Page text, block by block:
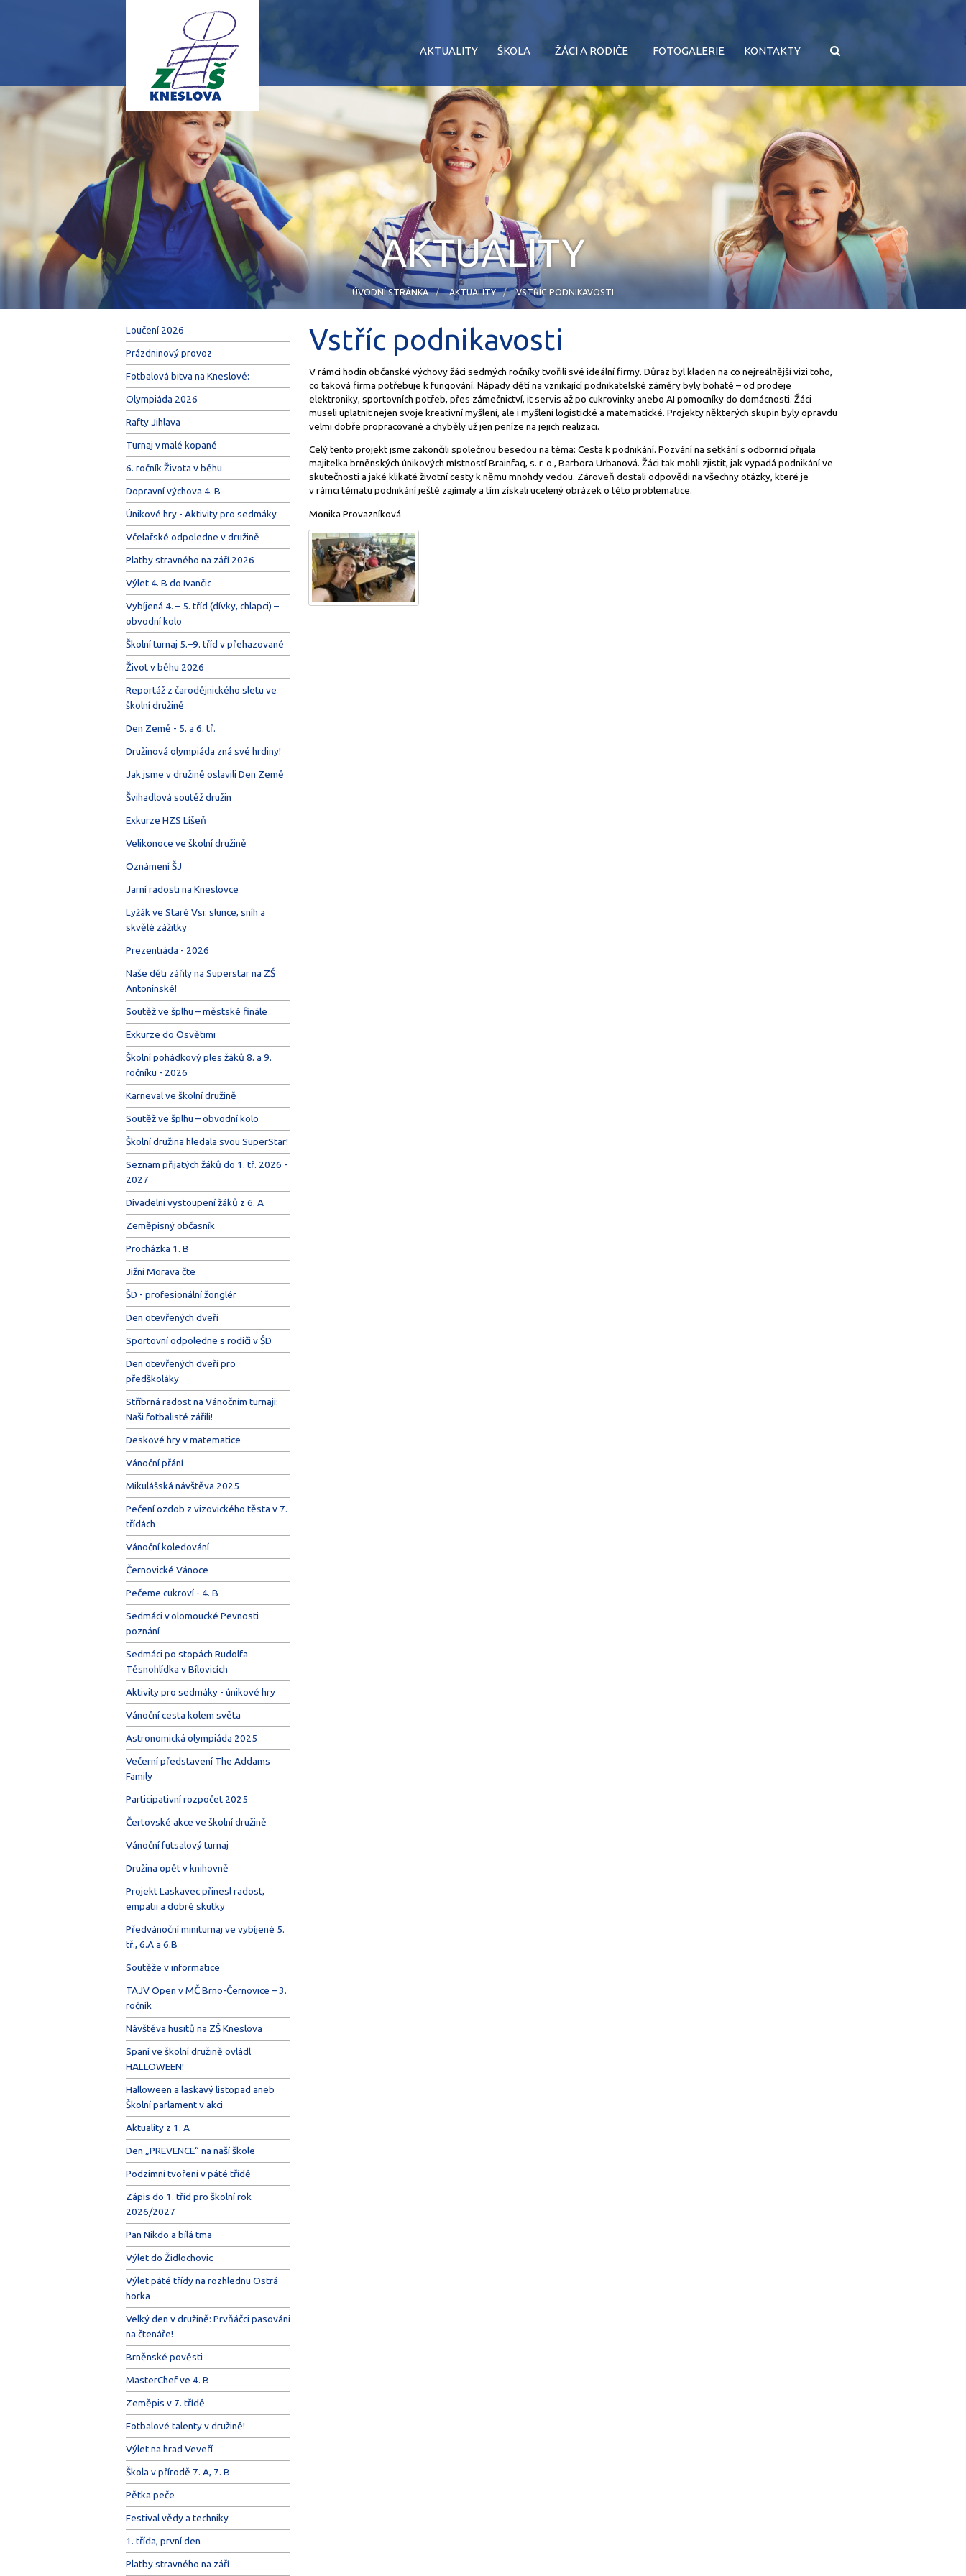
AKTUALITY ŠKOLA ŽÁCI A RODIČE FOTOGALERIE KONTAKTY
AKTUALITY
ÚVODNÍ STRÁNKA AKTUALITY VSTŘÍC PODNIKAVOSTI
Loučení 2026
Prázdninový provoz
Fotbalová bitva na Kneslové:
Olympiáda 2026
Rafty Jihlava
Turnaj v malé kopané
6. ročník Života v běhu
Dopravní výchova 4. B
Únikové hry - Aktivity pro sedmáky
Včelařské odpoledne v družině
Platby stravného na září 2026
Výlet 4. B do Ivančic
Vybíjená 4. – 5. tříd (dívky, chlapci) –
obvodní kolo
Školní turnaj 5.–9. tříd v přehazované
Život v běhu 2026
Reportáž z čarodějnického sletu ve
školní družině
Den Země - 5. a 6. tř.
Družinová olympiáda zná své hrdiny!
Jak jsme v družině oslavili Den Země
Švihadlová soutěž družin
Exkurze HZS Líšeň
Velikonoce ve školní družině
Oznámení ŠJ
Jarní radosti na Kneslovce
Lyžák ve Staré Vsi: slunce, sníh a
skvělé zážitky
Prezentiáda - 2026
Naše děti zářily na Superstar na ZŠ
Antonínské!
Soutěž ve šplhu – městské finále
Exkurze do Osvětimi
Školní pohádkový ples žáků 8. a 9.
ročníku - 2026
Karneval ve školní družině
Soutěž ve šplhu – obvodní kolo
Školní družina hledala svou SuperStar!
Seznam přijatých žáků do 1. tř. 2026 -
2027
Divadelní vystoupení žáků z 6. A
Zeměpisný občasník
Procházka 1. B
Jižní Morava čte
ŠD - profesionální žonglér
Den otevřených dveří
Sportovní odpoledne s rodiči v ŠD
Den otevřených dveří pro
předškoláky
Stříbrná radost na Vánočním turnaji:
Naši fotbalisté zářili!
Deskové hry v matematice
Vánoční přání
Mikulášská návštěva 2025
Pečení ozdob z vizovického těsta v 7.
třídách
Vánoční koledování
Černovické Vánoce
Pečeme cukroví - 4. B
Sedmáci v olomoucké Pevnosti
poznání
Sedmáci po stopách Rudolfa
Těsnohlídka v Bílovicích
Aktivity pro sedmáky - únikové hry
Vánoční cesta kolem světa
Astronomická olympiáda 2025
Večerní představení The Addams
Family
Participativní rozpočet 2025
Čertovské akce ve školní družině
Vánoční futsalový turnaj
Družina opět v knihovně
Projekt Laskavec přinesl radost,
empatii a dobré skutky
Předvánoční miniturnaj ve vybíjené 5.
tř., 6.A a 6.B
Soutěže v informatice
TAJV Open v MČ Brno-Černovice – 3.
ročník
Návštěva husitů na ZŠ Kneslova
Spaní ve školní družině ovládl
HALLOWEEN!
Halloween a laskavý listopad aneb
Školní parlament v akci
Aktuality z 1. A
Den „PREVENCE“ na naší škole
Podzimní tvoření v páté třídě
Zápis do 1. tříd pro školní rok
2026/2027
Pan Nikdo a bílá tma
Výlet do Židlochovic
Výlet páté třídy na rozhlednu Ostrá
horka
Velký den v družině: Prvňáčci pasováni
na čtenáře!
Brněnské pověsti
MasterChef ve 4. B
Zeměpis v 7. třídě
Fotbalové talenty v družině!
Výlet na hrad Veveří
Škola v přírodě 7. A, 7. B
Pětka peče
Festival vědy a techniky
1. třída, první den
Platby stravného na září
Vstříc podnikavosti
V rámci hodin občanské výchovy žáci sedmých ročníky tvořili své ideální firmy. Důraz byl kladen na co nejreálnější vizi toho,
co taková firma potřebuje k fungování. Nápady dětí na vznikající podnikatelské záměry byly bohaté – od prodeje
elektroniky, sportovních potřeb, přes zámečnictví, it servis až po cukrovinky anebo AI pomocníky do domácnosti. Žáci
museli uplatnit nejen svoje kreativní myšlení, ale i myšlení logistické a matematické. Projekty některých skupin byly opravdu
velmi dobře propracované a chyběly už jen peníze na jejich realizaci.
Celý tento projekt jsme zakončili společnou besedou na téma: Cesta k podnikání. Pozvání na setkání s odbornicí přijala
majitelka brněnských únikových místností Brainfaq, s. r. o., Barbora Urbanová. Žáci tak mohli zjistit, jak vypadá podnikání ve
skutečnosti a jaké klikaté životní cesty k němu mnohdy vedou. Zároveň dostali odpovědi na všechny otázky, které je
v rámci tématu podnikání ještě zajímaly a tím získali ucelený obrázek o této problematice.
Monika Provazníková